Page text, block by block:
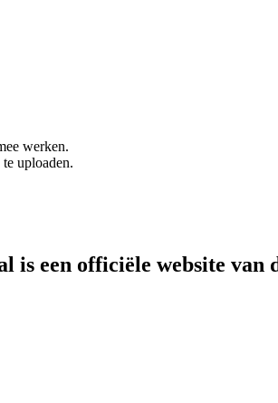
werken.
uploaden.
een officiële website van